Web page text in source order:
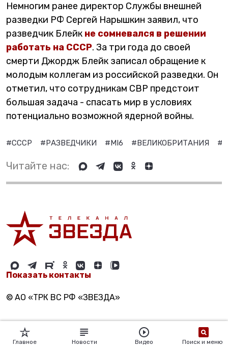
Немногим ранее директор Службы внешней
разведки РФ Сергей Нарышкин заявил, что
разведчик Блейк не сомневался в решении
работать на СССР. За три года до своей
смерти Джордж Блейк записал обращение к
молодым коллегам из российской разведки. Он
отметил, что сотрудникам СВР предстоит
большая задача - спасать мир в условиях
потенциально возможной ядерной войны.
#СССР #РАЗВЕДЧИКИ #MI6 #ВЕЛИКОБРИТАНИЯ
Читайте нас:
Показать контакты
© АО «ТРК ВС РФ «ЗВЕЗДА»
Главное Новости Видео Поиск и меню